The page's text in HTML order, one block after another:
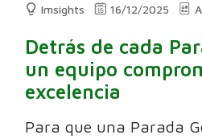
Imsights 16/12/2025
Detrás de cada
un equipo
excelencia
Para que una Parada